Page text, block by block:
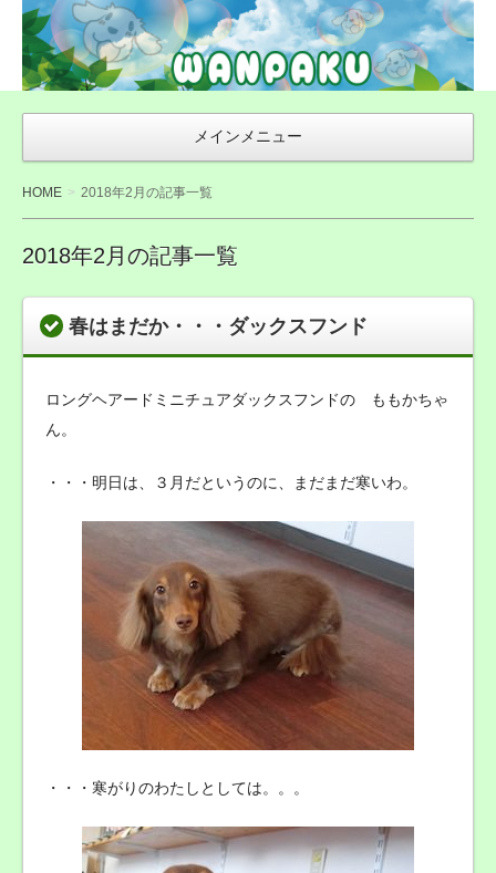
WAN友ブログ
（ご来店感謝ブ
ログ）〜札幌市
豊平区の犬トリ
ミング・無添加
おやつ店
WANPAKU（わ
んぱく）
メインメニュー
HOME 2018年2月の記事一覧
2018年2月の記事一覧
春はまだか・・・ダックスフンド
ロングヘアードミニチュアダックスフンドの ももかちゃ
ん。
・・・明日は、３月だというのに、まだまだ寒いわ。
・・・寒がりのわたしとしては。。。